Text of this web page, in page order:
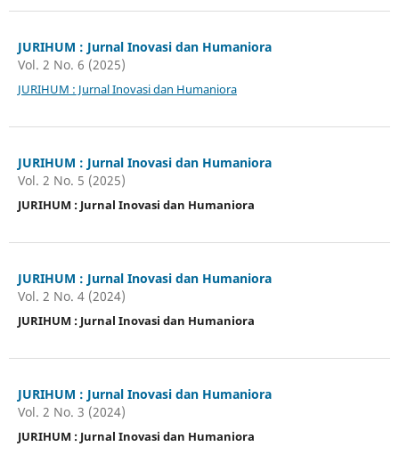
JURIHUM : Jurnal Inovasi dan Humaniora
Vol. 2 No. 6 (2025)
JURIHUM : Jurnal Inovasi dan Humaniora
JURIHUM : Jurnal Inovasi dan Humaniora
Vol. 2 No. 5 (2025)
JURIHUM : Jurnal Inovasi dan Humaniora
JURIHUM : Jurnal Inovasi dan Humaniora
Vol. 2 No. 4 (2024)
JURIHUM : Jurnal Inovasi dan Humaniora
JURIHUM : Jurnal Inovasi dan Humaniora
Vol. 2 No. 3 (2024)
JURIHUM : Jurnal Inovasi dan Humaniora